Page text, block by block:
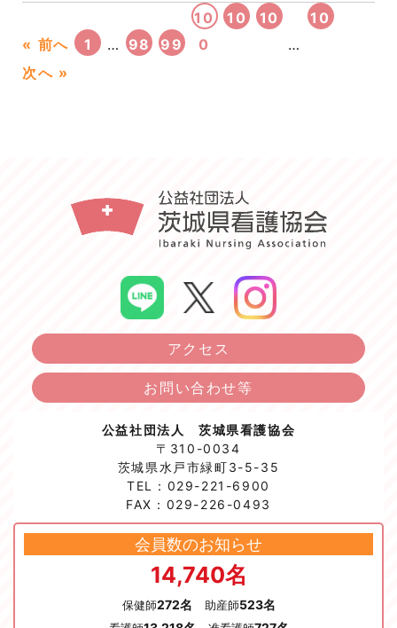
« 前へ 1 … 98 99
10
0
10
10
…
10
次へ »
アクセス
お問い合わせ等
公益社団法人 茨城県看護協会
〒310-0034
茨城県水戸市緑町3-5-35
TEL：029-221-6900
FAX：029-226-0493
会員数のお知らせ
14,740名
保健師272名 助産師523名